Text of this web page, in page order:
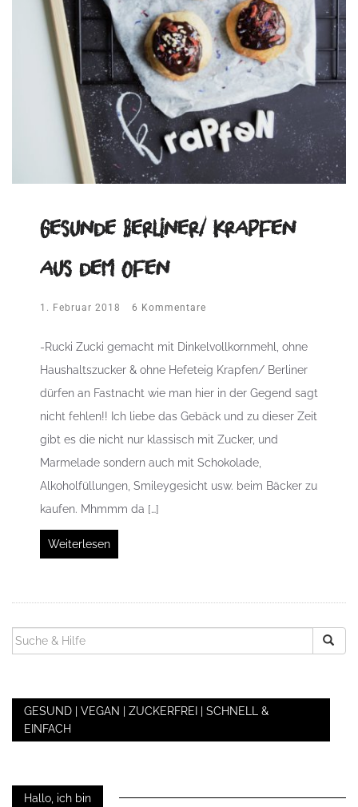
Gesunde Berliner/ Krapfen
aus dem Ofen
1. Februar 2018 6 Kommentare
-Rucki Zucki gemacht mit Dinkelvollkornmehl, ohne
Haushaltszucker & ohne Hefeteig Krapfen/ Berliner
dürfen an Fastnacht wie man hier in der Gegend sagt
nicht fehlen!! Ich liebe das Gebäck und zu dieser Zeit
gibt es die nicht nur klassisch mit Zucker, und
Marmelade sondern auch mit Schokolade,
Alkoholfüllungen, Smileygesicht usw. beim Bäcker zu
kaufen. Mhmmm da […]
Weiterlesen
SUCHEN
NACH:
GESUND | VEGAN | ZUCKERFREI | SCHNELL &
EINFACH
Hallo, ich bin